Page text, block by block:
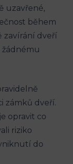
uzavřené,
během
zavírání dveří‍
žádnému
zámků dveří.
opravit co
riziko
do